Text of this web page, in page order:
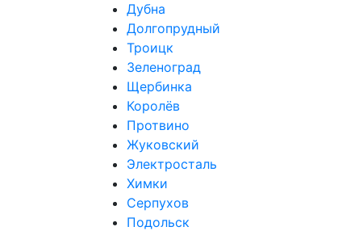
Дубна
Долгопрудный
Троицк
Зеленоград
Щербинка
Королёв
Протвино
Жуковский
Электросталь
Химки
Серпухов
Подольск